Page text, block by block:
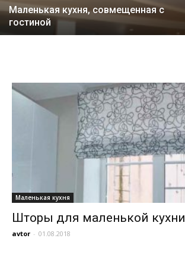
Маленькая кухня, совмещенная с
гостиной
Маленькая кухня
Шторы для маленькой кухни
avtor - 01.08.2018